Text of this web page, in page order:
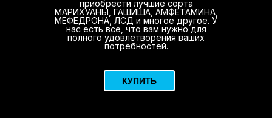
приобрести лучшие сорта
МАРИХУАНЫ, ГАШИША, АМФЕТАМИНА,
МЕФЕДРОНА, ЛСД и многое другое. У
нас есть все, что вам нужно для
полного удовлетворения ваших
потребностей.
КУПИТЬ